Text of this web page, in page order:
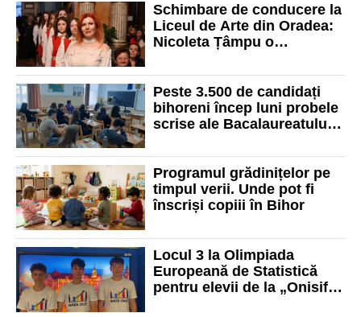
Schimbare de conducere la
Liceul de Arte din Oradea:
Nicoleta Țâmpu o
Bondor
Peste 3.500 de candidați
bihoreni încep luni probele
scrise ale Bacalaureatului
Programul grădinițelor pe
timpul verii. Unde pot fi
înscriși copiii în Bihor
Locul 3 la Olimpiada
Europeană de Statistică
pentru elevii de la „Onisifor